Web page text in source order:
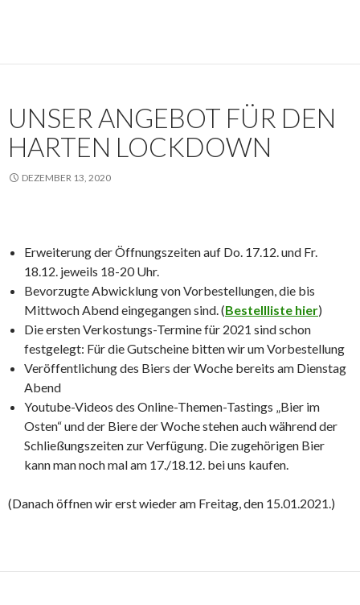
UNSER ANGEBOT FÜR DEN
HARTEN LOCKDOWN
DEZEMBER 13, 2020
Erweiterung der Öffnungszeiten auf Do. 17.12. und Fr.
18.12. jeweils 18-20 Uhr.
Bevorzugte Abwicklung von Vorbestellungen, die bis
Mittwoch Abend eingegangen sind. (Bestellliste hier)
Die ersten Verkostungs-Termine für 2021 sind schon
festgelegt: Für die Gutscheine bitten wir um Vorbestellung
Veröffentlichung des Biers der Woche bereits am Dienstag
Abend
Youtube-Videos des Online-Themen-Tastings „Bier im
Osten“ und der Biere der Woche stehen auch während der
Schließungszeiten zur Verfügung. Die zugehörigen Bier
kann man noch mal am 17./18.12. bei uns kaufen.
(Danach öffnen wir erst wieder am Freitag, den 15.01.2021.)